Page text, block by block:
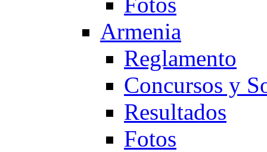
Armenia
Reglamento
Concursos y
Resultados
Fotos